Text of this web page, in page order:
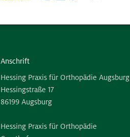
Anschrift
Hessing Praxis für Orthopädie Augsburg
Hessingstraße 17
86199 Augsburg
Hessing Praxis für Orthopädie